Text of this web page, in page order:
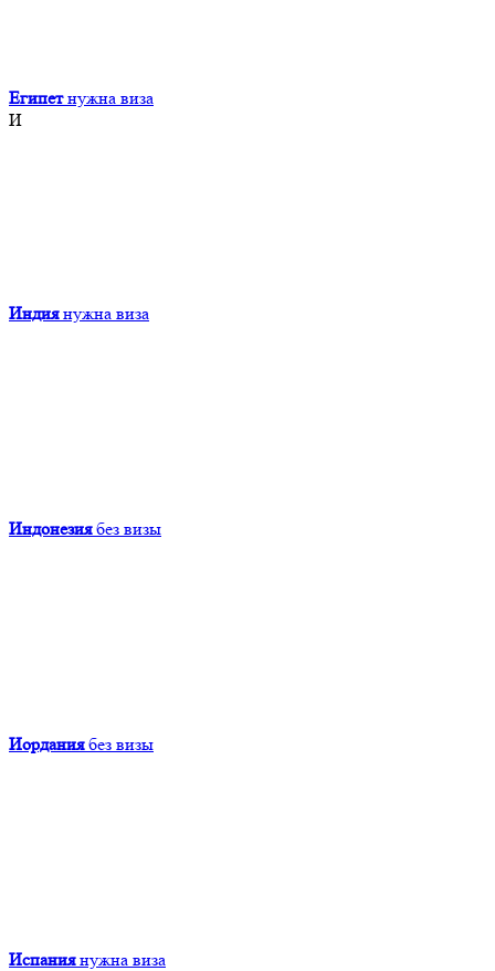
Египет нужна виза
И
Индия нужна виза
Индонезия без визы
Иордания без визы
Испания нужна виза